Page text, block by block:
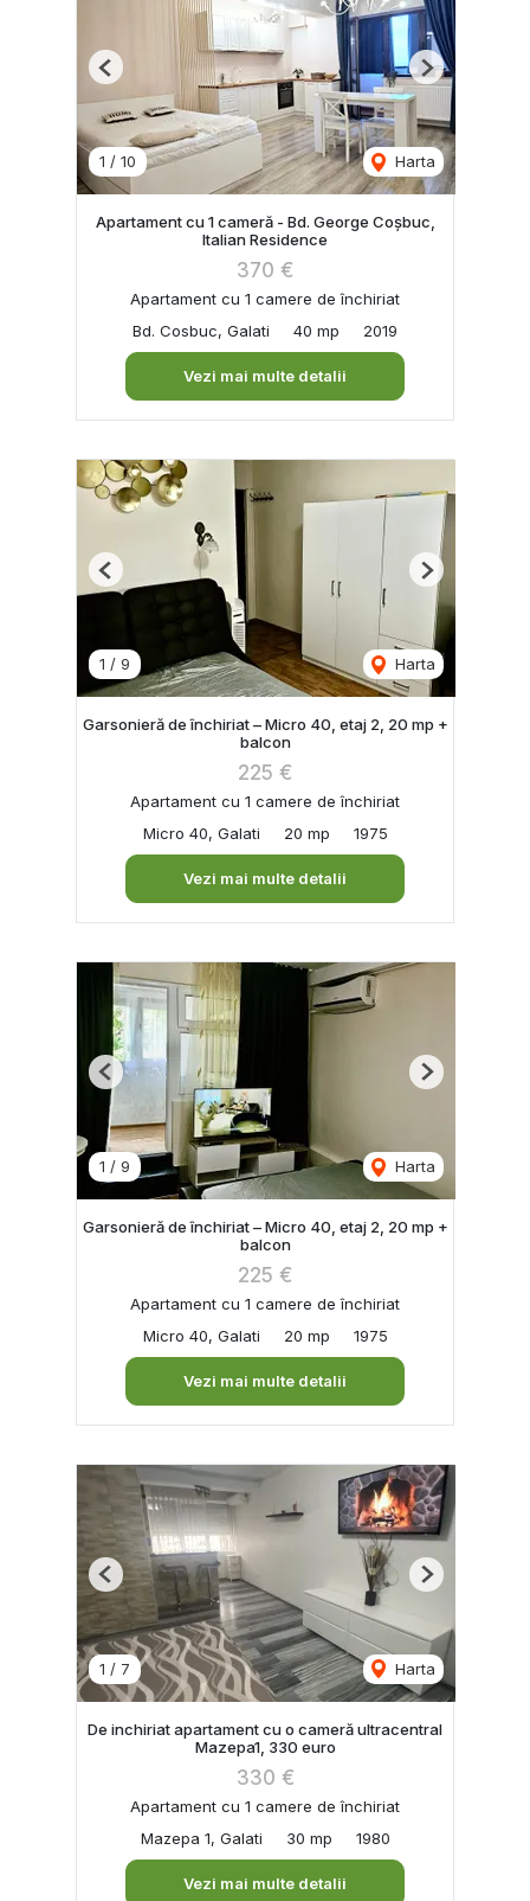
1 / 10 Harta
Previous Next
Apartament cu 1 cameră - Bd. George Coșbuc,
Italian Residence
370 €
Apartament cu 1 camere de închiriat
Bd. Cosbuc, Galati
40 mp 2019
Vezi mai multe detalii
1 / 9 Harta
Previous Next
Garsonieră de închiriat – Micro 40, etaj 2, 20 mp +
balcon
225 €
Apartament cu 1 camere de închiriat
Micro 40, Galati
20 mp 1975
Vezi mai multe detalii
1 / 9 Harta
Previous Next
Garsonieră de închiriat – Micro 40, etaj 2, 20 mp +
balcon
225 €
Apartament cu 1 camere de închiriat
Micro 40, Galati
20 mp 1975
Vezi mai multe detalii
1 / 7 Harta
Previous Next
De inchiriat apartament cu o cameră ultracentral
Mazepa1, 330 euro
330 €
Apartament cu 1 camere de închiriat
Mazepa 1, Galati
30 mp 1980
Vezi mai multe detalii